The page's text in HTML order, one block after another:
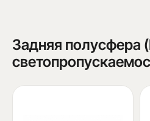
Задняя полусфера